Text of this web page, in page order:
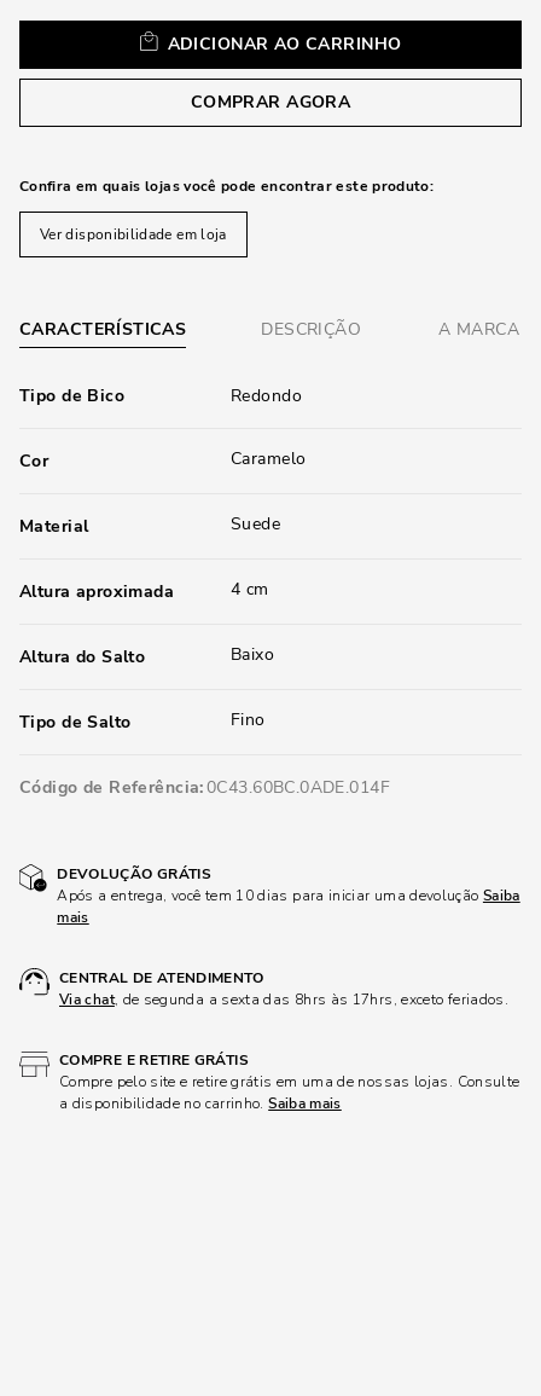
ADICIONAR AO CARRINHO
COMPRAR AGORA
Confira em quais lojas você pode encontrar este produto:
Ver disponibilidade em loja
CARACTERÍSTICAS DESCRIÇÃO A MARCA
Tipo de Bico Redondo
Cor Caramelo
Material Suede
Altura aproximada 4 cm
Altura do Salto Baixo
Tipo de Salto Fino
Código de Referência 0C43.60BC.0ADE.014F
DEVOLUÇÃO GRÁTIS
Após a entrega, você tem 10 dias para iniciar uma devolução Saiba
mais
CENTRAL DE ATENDIMENTO
Via chat, de segunda a sexta das 8hrs às 17hrs, exceto feriados.
COMPRE E RETIRE GRÁTIS
Compre pelo site e retire grátis em uma de nossas lojas. Consulte
a disponibilidade no carrinho.Saiba mais